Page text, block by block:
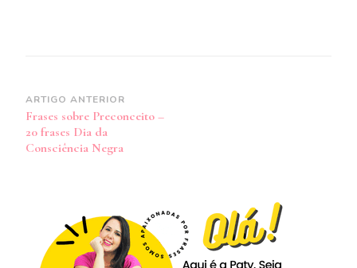
Navegação
de
post
ARTIGO ANTERIOR
Frases sobre Preconceito –
20 frases Dia da
Consciência Negra